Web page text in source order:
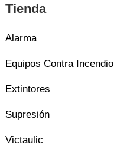
Tienda
Alarma
Equipos Contra Incendio
Extintores
Supresión
Victaulic